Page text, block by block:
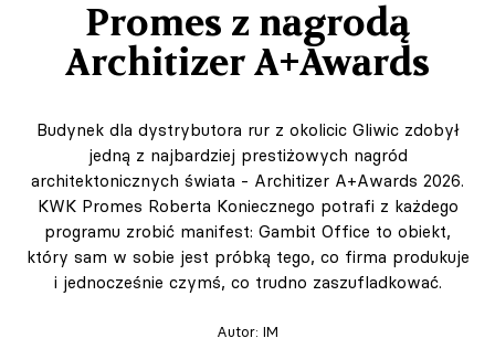
Promes z nagrodą
Architizer A+Awards
Budynek dla dystrybutora rur z okolicic Gliwic zdobył
jedną z najbardziej prestiżowych nagród
architektonicznych świata - Architizer A+Awards 2026.
KWK Promes Roberta Koniecznego potrafi z każdego
programu zrobić manifest: Gambit Office to obiekt,
który sam w sobie jest próbką tego, co firma produkuje
i jednocześnie czymś, co trudno zaszufladkować.
Autor: IM